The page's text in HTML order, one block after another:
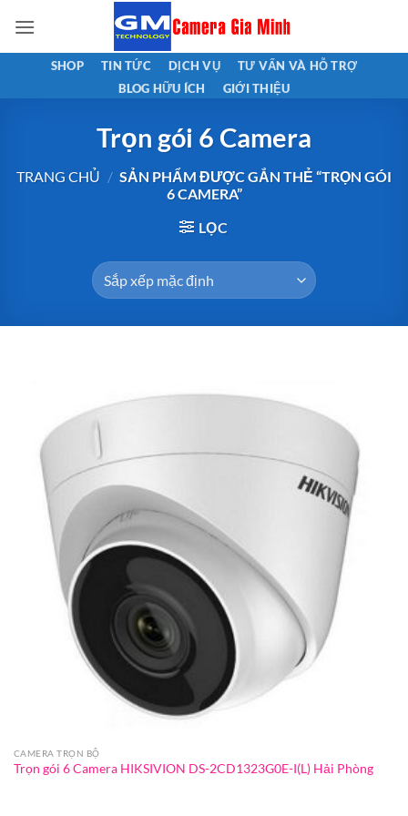
qua
nội
SHOP TIN TỨC DỊCH VỤ
TƯ VẤN VÀ HỖ TRỢ
BLOG HỮU ÍCH
GIỚI THIỆU
Trọn gói 6 Camera
TRANG CHỦ / SẢN PHẨM ĐƯỢC GẮN THẺ “TRỌN GÓI
6 CAMERA”
LỌC
CAMERA TRỌN BỘ
Trọn gói 6 Camera HIKSIVION DS-2CD1323G0E-I(L) Hải Phòng